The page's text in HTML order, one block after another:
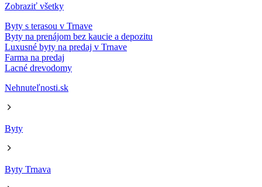
Zobraziť všetky
Byty s terasou v Trnave
Byty na prenájom bez kaucie a depozitu
Luxusné byty na predaj v Trnave
Farma na predaj
Lacné drevodomy
Nehnuteľnosti.sk
Byty
Byty Trnava